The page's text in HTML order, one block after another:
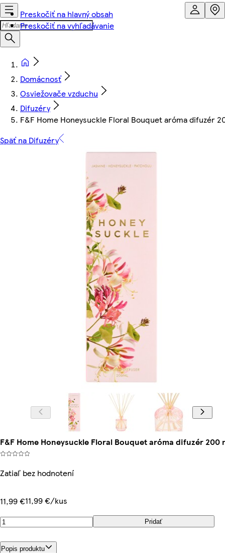
Preskočiť na hlavný obsah
Preskočiť na vyhľadávanie
Domácnosť
Osviežovače vzduchu
Difuzéry
F&F Home Honeysuckle Floral Bouquet aróma difuzér
Späť na Difuzéry
F&F Home Honeysuckle Floral Bouquet aróma difuzér 200
Zatiaľ bez hodnotení
11,99 €11,99 €/kus
Pridať
Popis produktu